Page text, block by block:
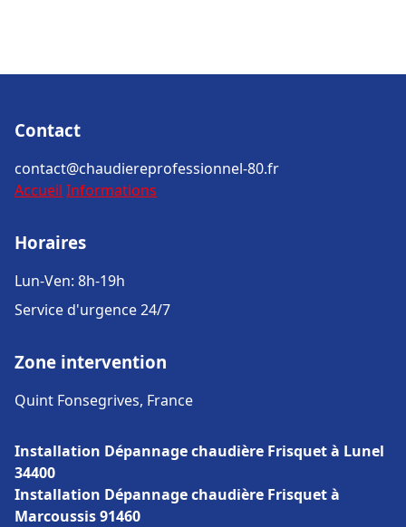
Contact
contact@chaudiereprofessionnel-80.fr
Accueil Informations
Horaires
Lun-Ven: 8h-19h
Service d'urgence 24/7
Zone intervention
Quint Fonsegrives, France
Installation Dépannage chaudière Frisquet à Lunel
34400
Installation Dépannage chaudière Frisquet à
Marcoussis 91460